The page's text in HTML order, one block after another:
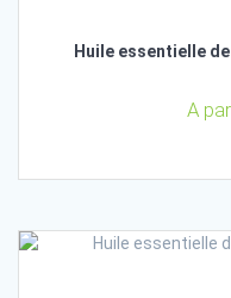
Huile essentielle de
A